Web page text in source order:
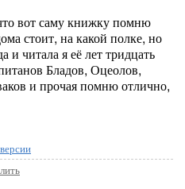
вот саму книжку помню
стоит, на какой полке, но
и читала я её лет тридцать
Бладов, Оцеолов,
и прочая помню отлично,